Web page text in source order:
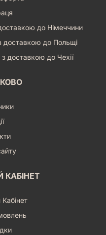
доставкою до Німеччини
з доставкою до Польщі
з доставкою до Чехії